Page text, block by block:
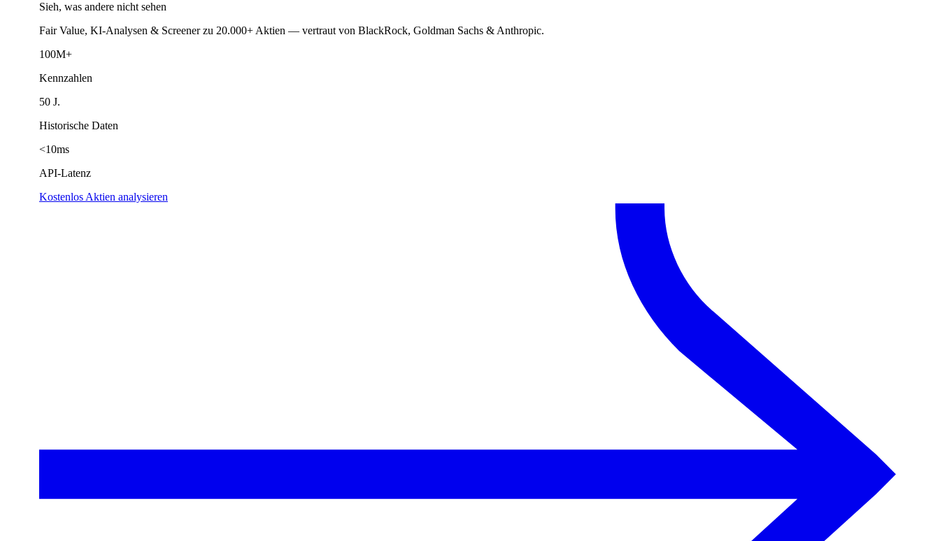
Sieh, was andere nicht sehen
Fair Value, KI-Analysen & Screener zu 20.000+ Aktien — vertraut von BlackRock, Goldman Sachs & Anthropic.
100M+
Kennzahlen
50 J.
Historische Daten
<10ms
API-Latenz
Kostenlos Aktien analysieren